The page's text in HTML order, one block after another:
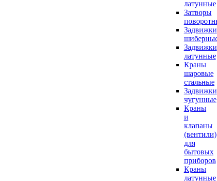
латунные
Затворы
Задвижки
Задвижки
латунные
Краны
шаровые
стальные
Задвижки
чугунные
Краны
и
клапаны
(вентили)
для
бытовых
приборов
Краны
латунные